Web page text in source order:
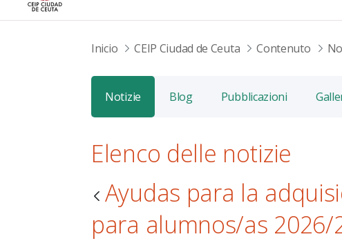
Inicio CEIP Ciudad de Ceuta Contenuto
Notizie Blog Pubblicazioni
Elenco delle notizie
Ayudas para la
para alumnos/as 2026/